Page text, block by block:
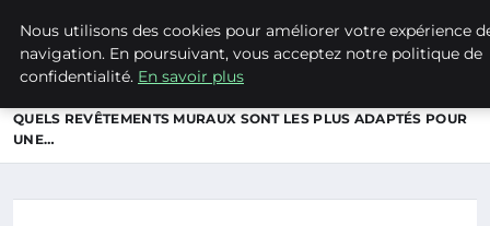
HAPPY BRICO
QUELS REVÊTEMENTS MURAUX SONT LES PLUS ADAPTÉS POUR
UNE…
Nous utilisons des cookies pour améliorer votre expérience
navigation. En poursuivant, vous acceptez notre politique de
confidentialité. En savoir plus